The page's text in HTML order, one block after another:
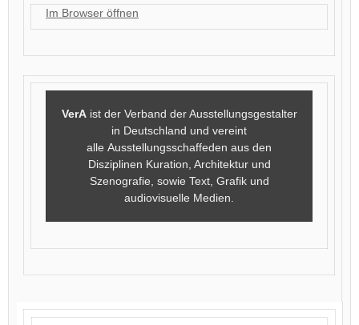
Im Browser öffnen
VerA ist der Verband der Ausstellungsgestalter
in Deutschland und vereint
alle Ausstellungsschaffeden aus den
Disziplinen Kuration, Architektur und
Szenografie, sowie Text, Grafik und
audiovisuelle Medien.